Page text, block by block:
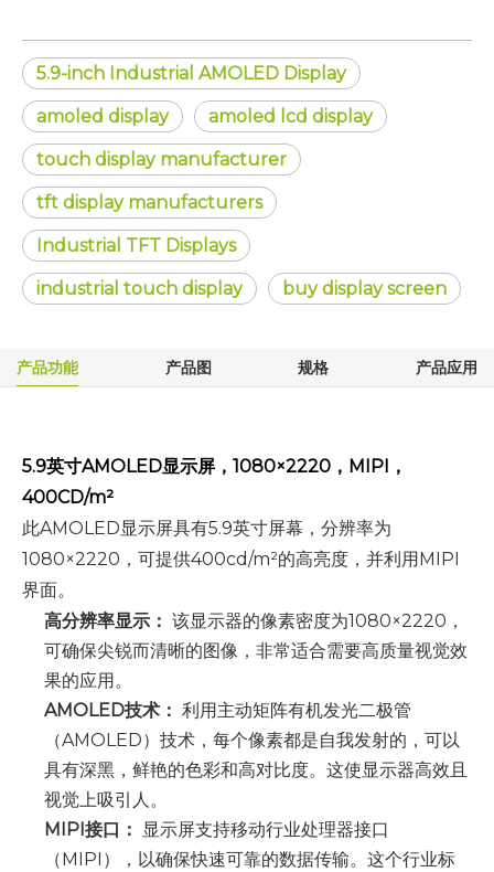
5.9-inch Industrial AMOLED Display
amoled display amoled lcd display
touch display manufacturer
tft display manufacturers
Industrial TFT Displays
industrial touch display buy display screen
产品功能 产品图 规格 产品应用
5.9英寸AMOLED显示屏，1080×2220，MIPI，
400CD/m²
此AMOLED显示屏具有5.9英寸屏幕，分辨率为
1080×2220，可提供400cd/m²的高亮度，并利用MIPI
界面。
高分辨率显示： 该显示器的像素密度为1080×2220，
可确保尖锐而清晰的图像，非常适合需要高质量视觉效
果的应用。
AMOLED技术： 利用主动矩阵有机发光二极管
（AMOLED）技术，每个像素都是自我发射的，可以
具有深黑，鲜艳的色彩和高对比度。这使显示器高效且
视觉上吸引人。
MIPI接口：
显示屏支持移动行业处理器接口
（MIPI），以确保快速可靠的数据传输。这个行业标